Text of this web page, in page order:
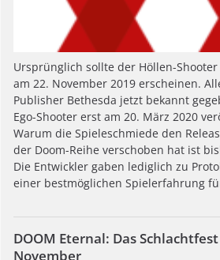
Ursprünglich sollte der Höllen-
am 22. November 2019 erscheinen.
Publisher Bethesda jetzt bekannt
Ego-Shooter erst am 20. März 2020
Warum die Spieleschmiede den
der Doom-Reihe verschoben hat ist
Die Entwickler gaben lediglich zu
einer bestmöglichen Spielerfahrung
DOOM Eternal: Das
November